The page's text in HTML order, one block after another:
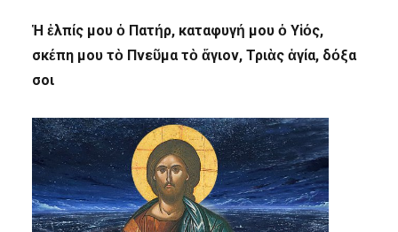
Ἡ ἐλπίς μου ὁ Πατήρ, καταφυγή μου ὁ Υἱός,
σκέπη μου τὸ Πνεῦμα τὸ ἅγιον, Τριὰς ἁγία, δόξα
σοι